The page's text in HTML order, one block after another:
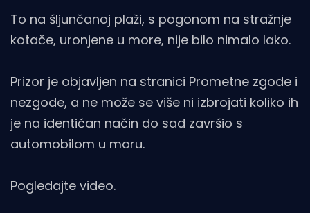
To na šljunčanoj plaži, s pogonom na stražnje
kotače, uronjene u more, nije bilo nimalo lako.
Prizor je objavljen na stranici Prometne zgode i
nezgode, a ne može se više ni izbrojati koliko ih
je na identičan način do sad završio s
automobilom u moru.
Pogledajte video.